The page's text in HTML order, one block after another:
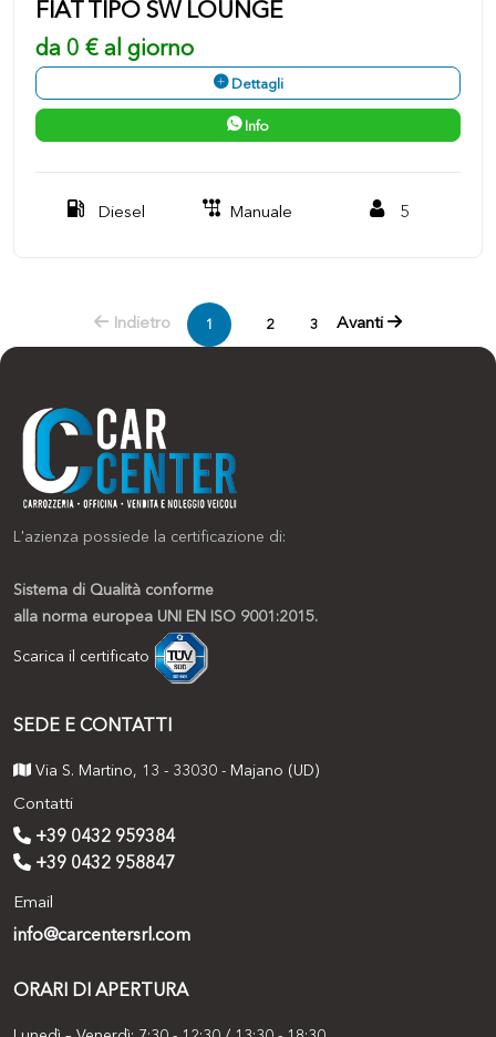
FIAT TIPO SW LOUNGE
da 0 € al giorno
Dettagli
Info
Diesel Manuale 5
Indietro 1 2 3 Avanti
L'azienza possiede la certificazione di:
Sistema di Qualità conforme
alla norma europea UNI EN ISO 9001:2015.
Scarica il certificato
SEDE E CONTATTI
Via S. Martino, 13 - 33030 - Majano (UD)
Contatti
+39 0432 959384
+39 0432 958847
Email
info@carcentersrl.com
ORARI DI APERTURA